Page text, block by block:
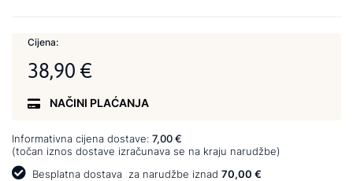
Cijena:
38,90 €
NAČINI PLAĆANJA
Informativna cijena dostave: 7,00 €
(točan iznos dostave izračunava se na kraju narudžbe)
Besplatna dostava za narudžbe iznad 70,00 €